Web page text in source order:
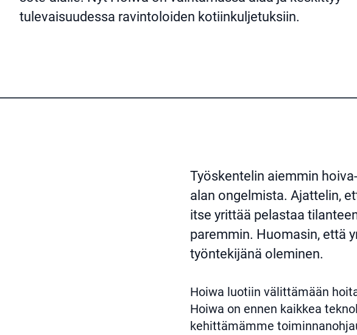
tulevaisuudessa ravintoloiden kotiinkuljetuksiin.
Työskentelin aiemmin
alan ongelmista. Ajattelin,
itse yrittää pelastaa
paremmin. Huomasin, että
työntekijänä oleminen.
Hoiwa luotiin välittämään
Hoiwa on ennen kaikkea
kehittämämme